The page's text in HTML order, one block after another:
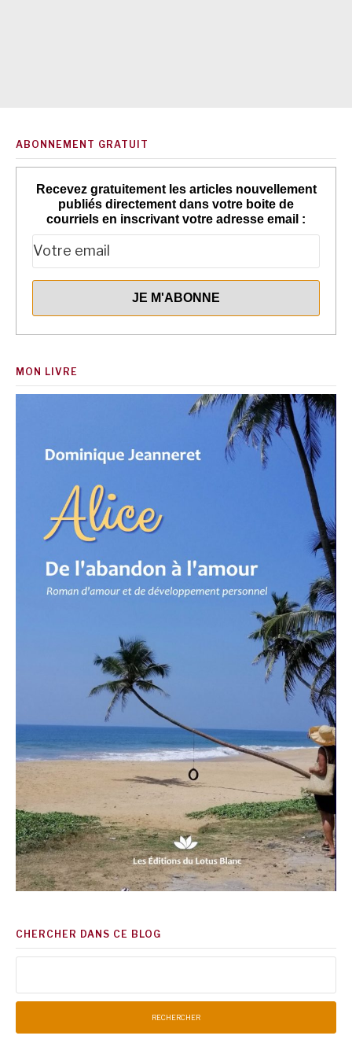
ABONNEMENT GRATUIT
Recevez gratuitement les articles nouvellement
publiés directement dans votre boite de
courriels en inscrivant votre adresse email :
MON LIVRE
CHERCHER DANS CE BLOG